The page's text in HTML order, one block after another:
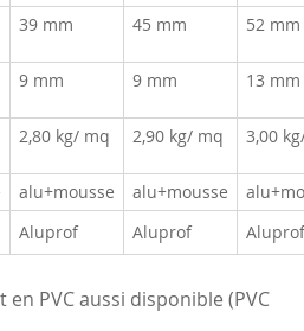
39 mm 45 mm 52 mm
9 mm 9 mm 13 mm
2,80 kg/ mq 2,90 kg/ mq 3,00
alu+mousse alu+mousse
Aluprof Aluprof
PVC aussi disponible (PVC